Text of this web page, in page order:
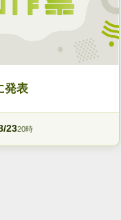
発表
2320時